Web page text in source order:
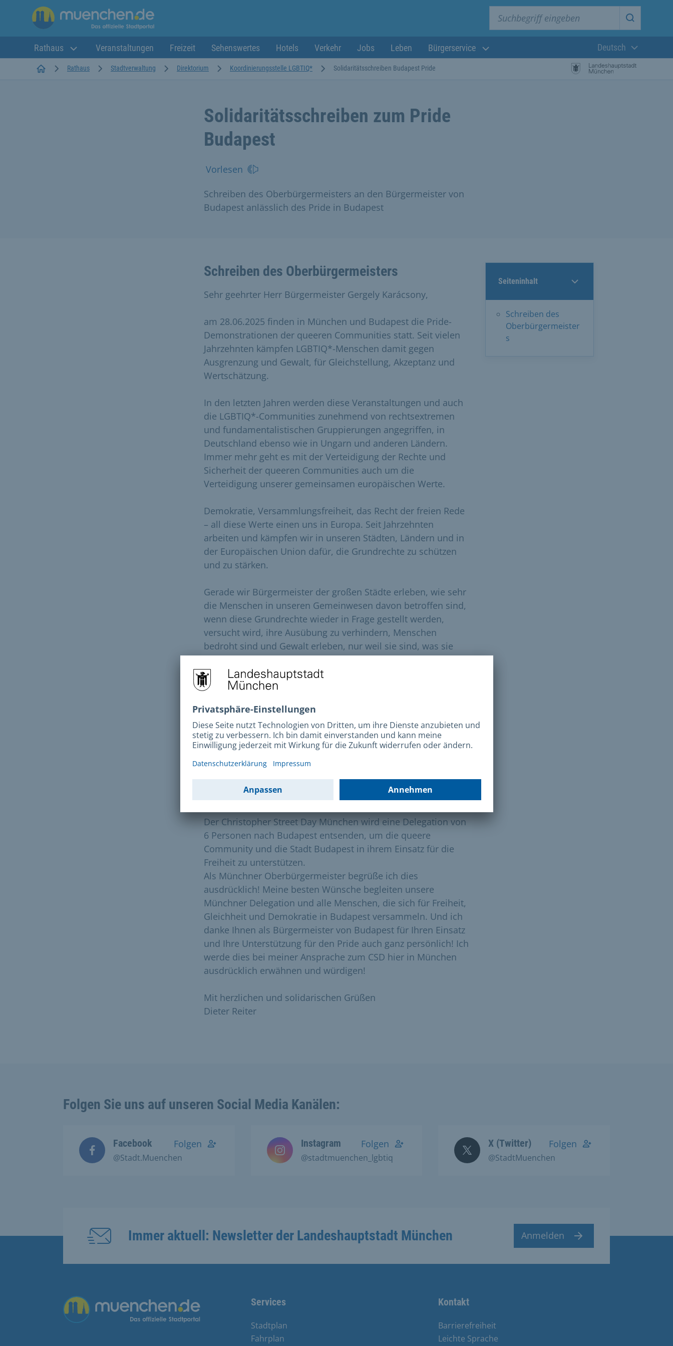
Suche
Rathaus Veranstaltungen Freizeit Sehenswertes Hotels Verkehr Jobs Leben Bürgerservice
Aktuelle
Deutsch
StartseiteRathaus Stadtverwaltung Direktorium Koordinierungsstelle LGBTIQ* Solidaritätsschreiben Budapest Pride
Solidaritätsschreiben zum Pride
Budapest
Vorlesen
Schreiben des Oberbürgermeisters an den Bürgermeister von
Budapest anlässlich des Pride in Budapest
Seiteninhalt
Schreiben des
Oberbürgermeister
s
Schreiben des Oberbürgermeisters
Sehr geehrter Herr Bürgermeister Gergely Karácsony,
am 28.06.2025 finden in München und Budapest die Pride-
Demonstrationen der queeren Communities statt. Seit vielen
Jahrzehnten kämpfen LGBTIQ*-Menschen damit gegen
Ausgrenzung und Gewalt, für Gleichstellung, Akzeptanz und
Wertschätzung.
In den letzten Jahren werden diese Veranstaltungen und auch
die LGBTIQ*-Communities zunehmend von rechtsextremen
und fundamentalistischen Gruppierungen angegriffen, in
Deutschland ebenso wie in Ungarn und anderen Ländern.
Immer mehr geht es mit der Verteidigung der Rechte und
Sicherheit der queeren Communities auch um die
Verteidigung unserer gemeinsamen europäischen Werte.
Demokratie, Versammlungsfreiheit, das Recht der freien Rede
– all diese Werte einen uns in Europa. Seit Jahrzehnten
arbeiten und kämpfen wir in unseren Städten, Ländern und in
der Europäischen Union dafür, die Grundrechte zu schützen
und zu stärken.
Gerade wir Bürgermeister der großen Städte erleben, wie sehr
die Menschen in unseren Gemeinwesen davon betroffen sind,
wenn diese Grundrechte wieder in Frage gestellt werden,
versucht wird, ihre Ausübung zu verhindern, Menschen
bedroht sind und Gewalt erleben, nur weil sie sind, was sie
sind: lesbisch, schwul, bisexuell, trans*, inter*, nicht-binär,
queer.
Budapest, das gesetzliche Verbot durch die ungarische
Regierung und die Ängste, die dadurch geschürt werden. Aber
auch der Protest und die Wut der Community und ihrer
Bündnispartner*innen kommen bei uns hier an.
Es ist mir daher wichtig, Ihnen meine ausdrückliche Solidarität
für Ihren Kampf gegen Unterdrückung und für Demokratie und
Freiheit auszudrücken!
Der Christopher Street Day München wird eine Delegation von
6 Personen nach Budapest entsenden, um die queere
Community und die Stadt Budapest in ihrem Einsatz für die
Freiheit zu unterstützen.
Als Münchner Oberbürgermeister begrüße ich dies
ausdrücklich! Meine besten Wünsche begleiten unsere
Münchner Delegation und alle Menschen, die sich für Freiheit,
Gleichheit und Demokratie in Budapest versammeln. Und ich
danke Ihnen als Bürgermeister von Budapest für Ihren Einsatz
und Ihre Unterstützung für den Pride auch ganz persönlich! Ich
werde dies bei meiner Ansprache zum CSD hier in München
ausdrücklich erwähnen und würdigen!
Mit herzlichen und solidarischen Grüßen
Dieter Reiter
Folgen Sie uns auf unseren Social Media Kanälen:
Facebook
@Stadt.Muenchen
Folgen Instagram
@stadtmuenchen_lgbtiq
Folgen X (Twitter)
@StadtMuenchen
Folgen
Immer aktuell: Newsletter der Landeshauptstadt München Anmelden
Services
Stadtplan
Fahrplan
Kontakt
Barrierefreiheit
Leichte Sprache